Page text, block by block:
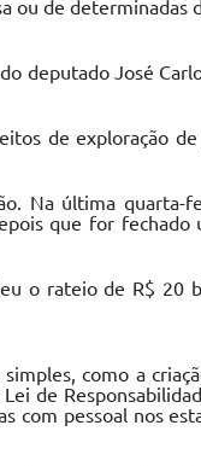
ou de determinadas
deputado José
de exploração
Na última quarta-
que for
o rateio de R$
como a
de
com pessoal nos